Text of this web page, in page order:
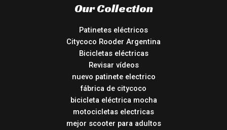
Our Collection
Patinetes eléctricos
Citycoco Rooder Argentina
Bicicletas eléctricas
Revisar vídeos
nuevo patinete electrico
fábrica de citycoco
bicicleta eléctrica mocha
motocicletas electricas
mejor scooter para adultos